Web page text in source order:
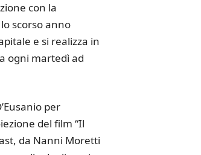
con la
scorso anno
e si realizza in
ogni martedì ad
per
del film “Il
da Nanni Moretti